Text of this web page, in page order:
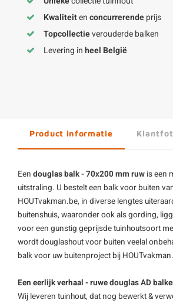
Kwaliteitenconcurrerendeprijs
Topcollectieverouderde balken
Levering inheel België
Product informatie
Een douglas balk - 70x200 mm ruw is een
uitstraling. U bestelt een balk voor buiten
HOUTvakman.be, in diverse lengtes
buitenshuis, waaronder ook als gording,
voor een gunstig geprijsde tuinhoutsoort
wordt douglashout voor buiten veelal
balkvoor uw buitenproject bij
Een eerlijk verhaal - ruwe douglas AD
Wij leveren tuinhout, dat nog bewerkt &